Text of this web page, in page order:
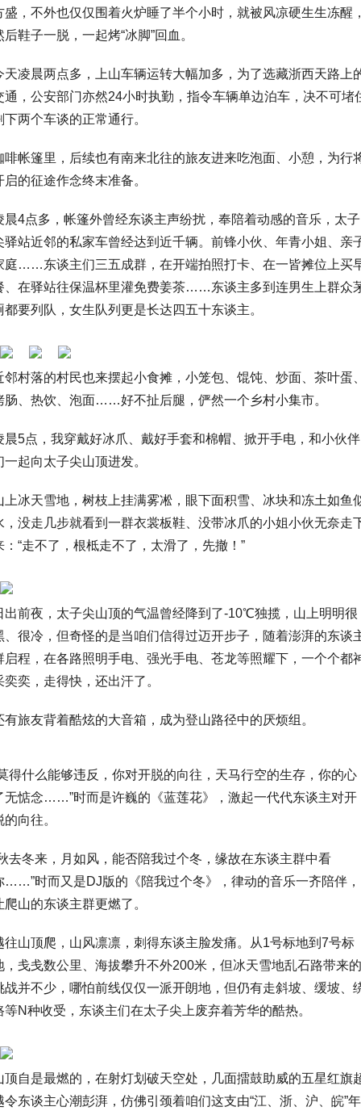
盛，不外也仅仅围着火炉睡了半个小时，就被风凉硬生生冻醒
后鞋子一脱，一起烤“冰脚”回血。
天凌晨两点多，上山车辆运转大幅加多，为了选藏浙西天路上
通，公安部门亦然24小时执勤，指令车辆单边泊车，决不可堵
下两个车谈的正常通行。
啡帐篷里，后续也有南来北往的旅友进来吃泡面、小憩，为行
启的征途作念终末准备。
晨4点多，帐篷外曾经东谈主声纷扰，奉陪着动感的音乐，太子
驿站近邻的私家车曾经达到近千辆。前锋小伙、年青小姐、亲
庭……东谈主们三五成群，在开端拍照打卡、在一皆摊位上买
、在驿站往保温杯里灌免费姜茶……东谈主多到连男生上群众
都要列队，女生队列更是长达四五十东谈主。
邻村落的村民也来摆起小食摊，小笼包、馄饨、炒面、茶叶蛋
肠、热饮、泡面……好不扯后腿，俨然一个乡村小集市。
晨5点，我穿戴好冰爪、戴好手套和棉帽、掀开手电，和小伙伴
一起向太子尖山顶进发。
上冰天雪地，树枝上挂满雾凇，眼下面积雪、冰块和冻土如鱼
，没走几步就看到一群衣裳板鞋、没带冰爪的小姐小伙无奈走
：“走不了，根柢走不了，太滑了，先撤！”
出前夜，太子尖山顶的气温曾经降到了-10℃独揽，山上明明很
、很冷，但奇怪的是当咱们信得过迈开步子，随着澎湃的东谈
启程，在各路照明手电、强光手电、苍龙等照耀下，一个个都
奕奕，走得快，还出汗了。
有旅友背着酷炫的大音箱，成为登山路径中的厌烦组。
得什么能够违反，你对开脱的向往，天马行空的生存，你的心
无惦念……”时而是许巍的《蓝莲花》，激起一代代东谈主对开
的向往。
去冬来，月如风，能否陪我过个冬，缘故在东谈主群中看
……”时而又是DJ版的《陪我过个冬》，律动的音乐一齐陪伴，
爬山的东谈主群更燃了。
往山顶爬，山风凛凛，刺得东谈主脸发痛。从1号标地到7号标
，戋戋数公里、海拔攀升不外200米，但冰天雪地乱石路带来的
战并不少，哪怕前线仅仅一派开朗地，但仍有走斜坡、缓坡、
等N种收受，东谈主们在太子尖上废弃着芳华的酷热。
顶自是最燃的，在射灯划破天空处，几面擂鼓助威的五星红旗
令东谈主心潮彭湃，仿佛引颈着咱们这支由“江、浙、沪、皖”年